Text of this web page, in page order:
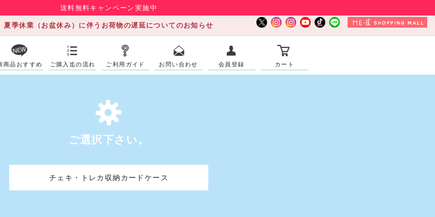
送料無料キャンペーン実施中
夏季休業（お盆休み）に伴うお荷物の遅延についてのお知らせ
商品おすすめ ご購入迄の流れ ご利用ガイド お問い合わせ 会員登録 カート
ご選択下さい。
チェキ・トレカ収納カードケース